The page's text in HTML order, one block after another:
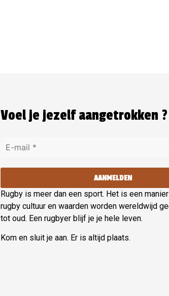
Voel je jezelf aangetrokken ?
AANMELDEN
Rugby is meer dan een sport. Het is een
rugby cultuur en waarden worden wereldwijd
tot oud. Een rugbyer blijf je je hele leven.
Kom en sluit je aan. Er is altijd plaats.